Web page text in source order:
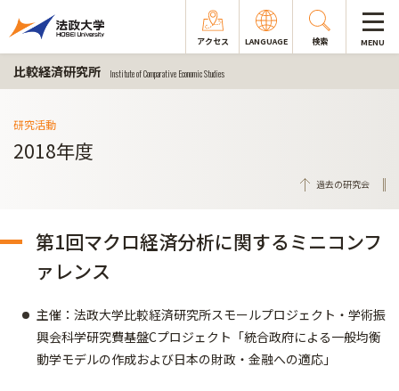
アクセス LANGUAGE 検索 MENU
比較経済研究所 Institute of Comparative Economic Studies
研究活動
2018年度
過去の研究会
第1回マクロ経済分析に関するミニコンフ
ァレンス
主催：法政大学比較経済研究所スモールプロジェクト・学術振
興会科学研究費基盤Cプロジェクト「統合政府による一般均衡
動学モデルの作成および日本の財政・金融への適応」